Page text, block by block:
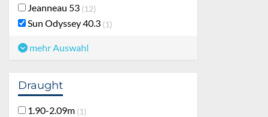
Jeanneau 53 12
Sun Odyssey 40.3 1
mehr Auswahl
Draught
1.90-2.09m 1